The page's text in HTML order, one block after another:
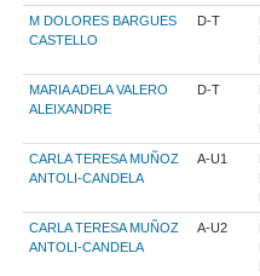
M DOLORES BARGUES
CASTELLO
D-T
MARIA ADELA VALERO
ALEIXANDRE
D-T
CARLA TERESA MUÑOZ
ANTOLI-CANDELA
A-U1
CARLA TERESA MUÑOZ
ANTOLI-CANDELA
A-U2